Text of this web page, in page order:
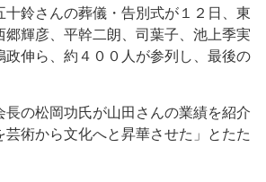
十鈴さんの葬儀・告別式が１２日、東
郷輝彦、平幹二朗、司葉子、池上季実
政伸ら、約４００人が参列し、最後の
の松岡功氏が山田さんの業績を紹介
芸術から文化へと昇華させた」とたた